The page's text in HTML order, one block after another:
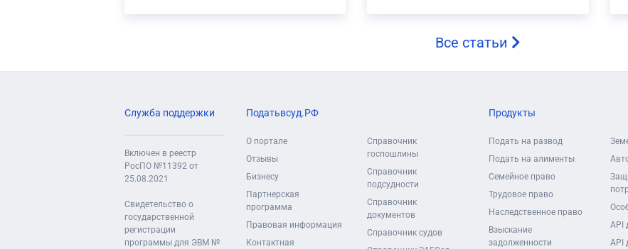
Все статьи
Служба поддержки
Включен в реестр
РосПО №11392 от
25.08.2021
Свидетельство о
государственной
регистрации
программы для ЭВМ №
Податьвсуд.РФ
О портале
Отзывы
Бизнесу
Партнерская
программа
Правовая информация
Контактная
Справочник
госпошлины
Справочник
подсудности
Справочник
документов
Справочник судов
Продукты
Подать на развод
Подать на алименты
Семейное право
Трудовое право
Наследственное право
Взыскание
задолженности
API
API